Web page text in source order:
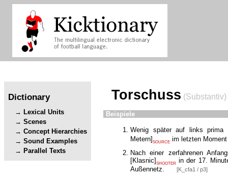
Dictionary
Lexical Units
Scenes
Concept Hierarchies
Sound Examples
Parallel Texts
Torschuss (Substantiv)
Beispiele
Wenig später auf links prima
Metern]SOURCE im letzten
Nach einer zerfahrenen
[Klasnic]SHOOTER in der 17.
Außennetz.
[K_cfa1 / p3]